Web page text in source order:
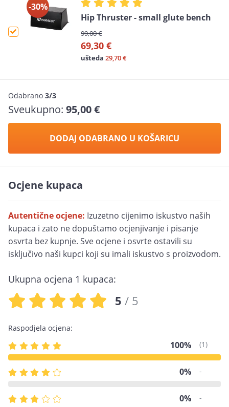
-30%
Hip Thruster - small glute bench
99,00 €
69,30 €
ušteda 29,70 €
Odabrano 3/3
Sveukupno: 95,00 €
DODAJ ODABRANO U KOŠARICU
Ocjene kupaca
Autentične ocjene: Izuzetno cijenimo iskustvo naših
kupaca i zato ne dopuštamo ocjenjivanje i pisanje
osvrta bez kupnje. Sve ocjene i osvrte ostavili su
isključivo naši kupci koji su imali iskustvo s proizvodom.
Ukupna ocjena 1 kupaca:
5 / 5
Raspodjela ocjena:
100% (1)
0% -
0% -